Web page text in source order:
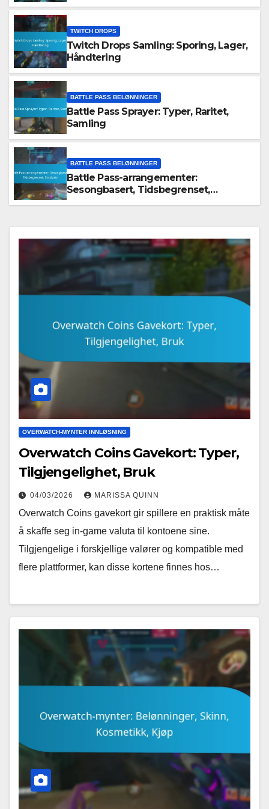
TWITCH DROPS
Twitch Drops Samling: Sporing, Lager,
Håndtering
BATTLE PASS BELØNNINGER
Battle Pass Sprayer: Typer, Raritet,
Samling
BATTLE PASS BELØNNINGER
Battle Pass-arrangementer:
Sesongbasert, Tidsbegrenset,
OVERWATCH-MYNTER INNLØSNING
Overwatch Coins Gavekort: Typer,
Tilgjengelighet, Bruk
04/03/2026 MARISSA QUINN
Overwatch Coins gavekort gir spillere en praktisk måte
å skaffe seg in-game valuta til kontoene sine.
Tilgjengelige i forskjellige valører og kompatible med
flere plattformer, kan disse kortene finnes hos…